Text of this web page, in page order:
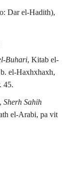
Dar el-Hadith),
Buhari, Kitab el-
el-Haxhxhaxh,
45.
Sherh Sahih
el-Arabi, pa vit